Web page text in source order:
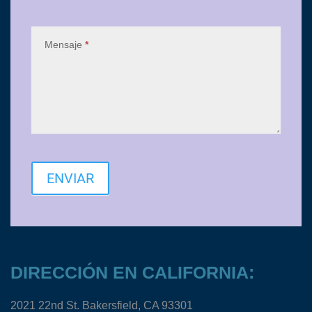
Mensaje *
ENVIAR
DIRECCIÓN EN CALIFORNIA:
2021 22nd St. Bakersfield, CA 93301